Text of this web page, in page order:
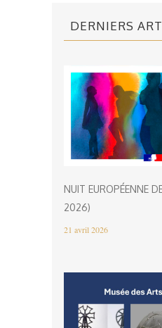
DERNIERS
NUIT EUROPÉENNE
2026)
21 avril 2026